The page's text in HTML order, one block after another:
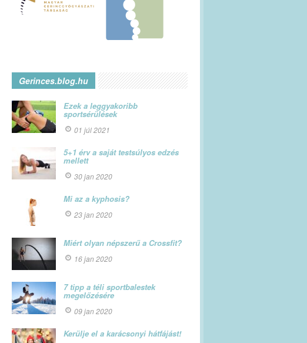
Gerinces.blog.hu
Ezek a leggyakoribb
sportsérülések
01 júl 2021
5+1 érv a saját testsúlyos edzés
mellett
30 jan 2020
Mi az a kyphosis?
23 jan 2020
Miért olyan népszerű a Crossfit?
16 jan 2020
7 tipp a téli sportbalestek
megelőzésére
09 jan 2020
Kerülje el a karácsonyi hátfájást!